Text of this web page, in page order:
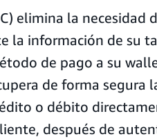
elimina la necesidad
la información de su
de pago a su
de forma segura
o débito
después de